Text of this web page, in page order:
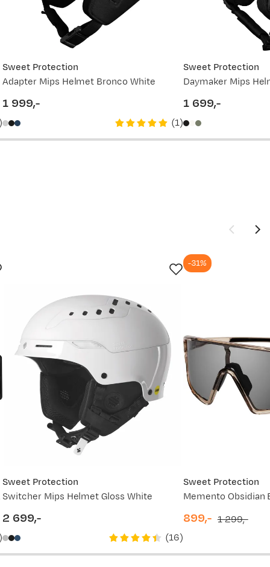
bra på
2 699,-
2 699,-
)
Sweet Protection
Adapter Mips Helmet Bronco White
1 999,-
(1)
Sweet Protection
Daymaker Mips
1 699,-
)
Sweet Protection
Switcher Mips Helmet Gloss White
2 699,-
(16)
Sweet Protection
-31%
899,- 1 299,-